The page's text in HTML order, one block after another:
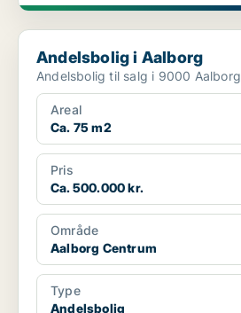
Andelsbolig i Aalborg
Andelsbolig i Aalborg
Andelsbolig til salg i 9000 Aalborg
Areal
Ca. 75 m2
Pris
Ca. 500.000 kr.
Område
Aalborg Centrum
Type
Andelsbolig